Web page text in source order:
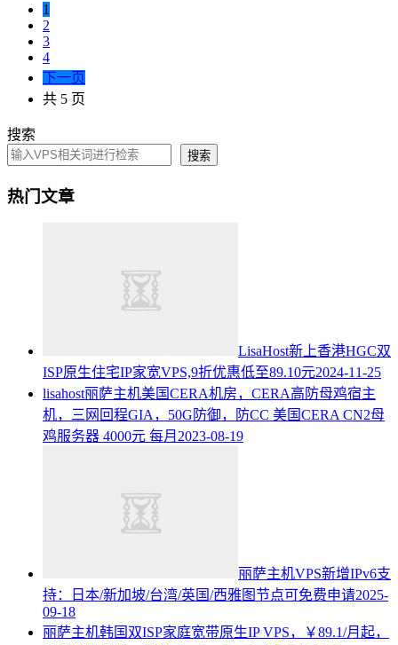
1
2
3
4
下一页
共 5 页
搜索
搜索
热门文章
LisaHost新上香港HGC双
ISP原生住宅IP家宽VPS,9折优惠低至89.10元2024-11-25
lisahost丽萨主机美国CERA机房，CERA高防母鸡宿主
机，三网回程GIA，50G防御，防CC 美国CERA CN2母
鸡服务器 4000元 每月 2023-08-19
丽萨主机VPS新增IPv6支
持：日本/新加坡/台湾/英国/西雅图节点可免费申请2025-
09-18
丽萨主机韩国双ISP家庭宽带原生IP VPS，￥89.1/月起，